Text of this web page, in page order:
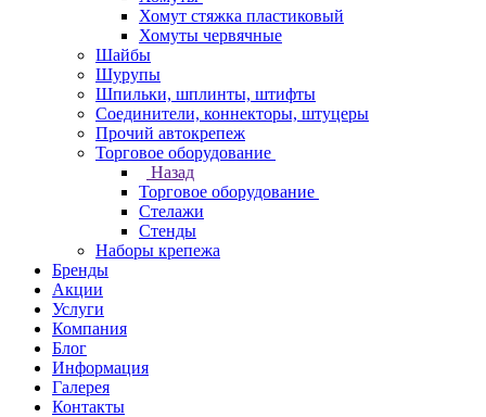
Хомут стяжка пластиковый
Хомуты червячные
Шайбы
Шурупы
Шпильки, шплинты, штифты
Соединители, коннекторы, штуцеры
Прочий автокрепеж
Торговое оборудование
Назад
Торговое оборудование
Стелажи
Стенды
Наборы крепежа
Бренды
Акции
Услуги
Компания
Блог
Информация
Галерея
Контакты